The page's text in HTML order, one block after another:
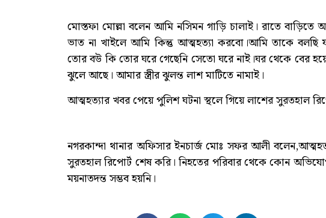
মোস্তফা মোল্লা বলেন আমি নসিমন গাড়ি চালাই। রাতে
ভাত না খাইলে আমি কিন্তু আত্মহত্যা করবো।আমি তাকে বলছি
তোর বউ কি তোর ঘরে গেছেনি সেতো ঘরে নাই।ঘর থেকে বের
ঝুলে আছে। আমার স্ত্রীর ঝুলন্ত লাশ মাটিতে নামাই।
আত্মহত্যার খবর পেয়ে পুলিশ ঘটনা স্থলে গিয়ে লাশের সুরতহাল
নগরকান্দা থানার অফিসার ইনচার্জ মোঃ সফর আলী
সুরতহাল রিপোর্ট শেষ করি। নিহতের পরিবার থেকে কোন
ময়নাতদন্ত সম্ভব হয়নি।